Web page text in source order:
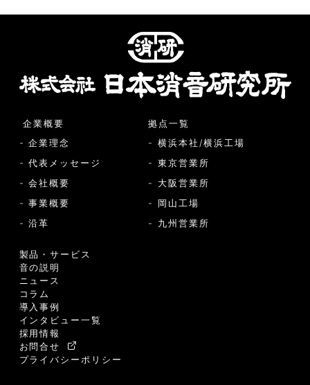
企業概要
- 企業理念
- 代表メッセージ
- 会社概要
- 事業概要
- 沿革
製品・サービス
音の説明
ニュース
コラム
導入事例
インタビュー一覧
採用情報
お問合せ
プライバシーポリシー
拠点一覧
- 横浜本社/横浜工場
- 東京営業所
- 大阪営業所
- 岡山工場
- 九州営業所